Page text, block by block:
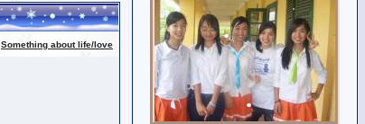
Something about life/love